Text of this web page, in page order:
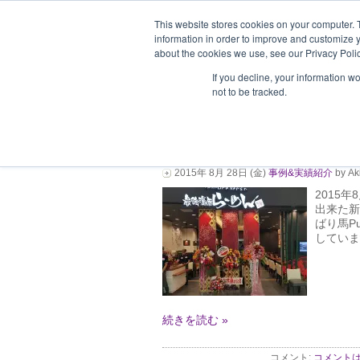
This website stores cookies on your
information in order to improve and customize
about the cookies we use, see our Privacy
If you decline, your information
not to be tracked.
企業情報 支援企業
2015年 8月 28日 (金) 事例&実績紹介 by
2015年
出来た
ばり馬
してい
続きを読む »
コメント: コメント